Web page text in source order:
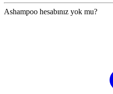
Ashampoo hesabınız yok mu?